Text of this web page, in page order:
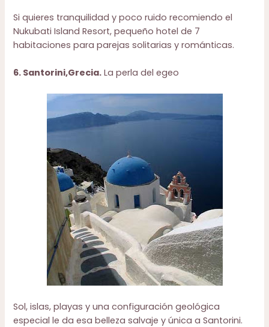
Si quieres tranquilidad y poco ruido recomiendo el
Nukubati Island Resort, pequeño hotel de 7
habitaciones para parejas solitarias y románticas.
6. Santorini,Grecia. La perla del egeo
Sol, islas, playas y una configuración geológica
especial le da esa belleza salvaje y única a Santorini.